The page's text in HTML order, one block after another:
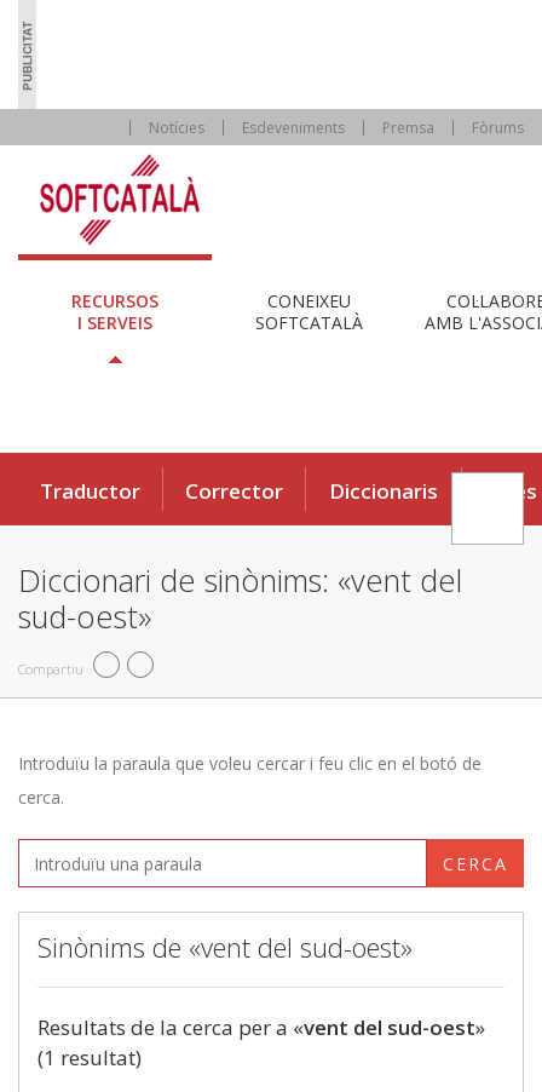
Notícies Esdeveniments Premsa Fòrums
RECURSOS
I SERVEIS
CONEIXEU
SOFTCATALÀ
AMB
Traductor Corrector Diccionaris Eines
Diccionari de sinònims: «vent del
sud-oest»
Compartiu
Introduïu la paraula que voleu cercar i feu clic en el botó de
cerca.
CERCA
Sinònims de «vent del sud-oest»
Resultats de la cerca per a «vent del sud-oest»
(1 resultat)